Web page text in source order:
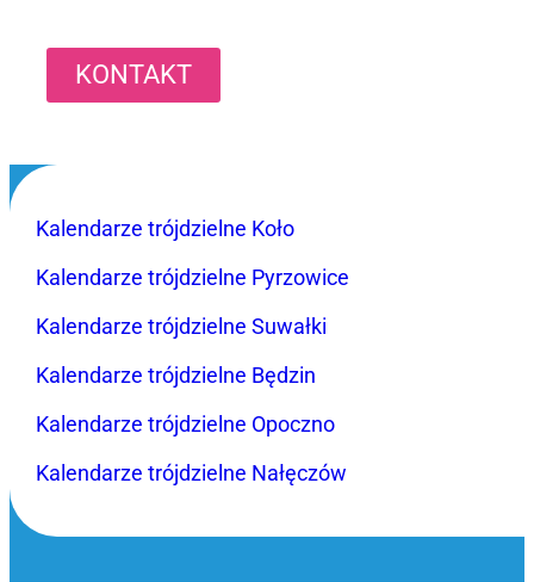
KONTAKT
Kalendarze trójdzielne Koło
Kalendarze trójdzielne Pyrzowice
Kalendarze trójdzielne Suwałki
Kalendarze trójdzielne Będzin
Kalendarze trójdzielne Opoczno
Kalendarze trójdzielne Nałęczów